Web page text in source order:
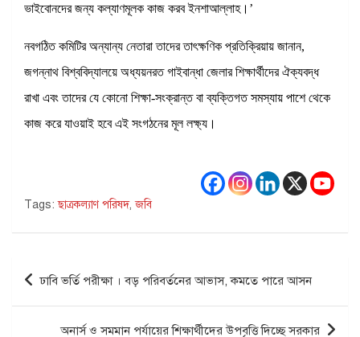
ভাইবোনদের জন্য কল্যাণমূলক কাজ করব ইনশাআল্লাহ।’
নবগঠিত কমিটির অন্যান্য নেতারা তাদের তাৎক্ষণিক প্রতিক্রিয়ায় জানান,
জগন্নাথ বিশ্ববিদ্যালয়ে অধ্যয়নরত গাইবান্ধা জেলার শিক্ষার্থীদের ঐক্যবদ্ধ
রাখা এবং তাদের যে কোনো শিক্ষা-সংক্রান্ত বা ব্যক্তিগত সমস্যায় পাশে থেকে
কাজ করে যাওয়াই হবে এই সংগঠনের মূল লক্ষ্য।
Tags: ছাত্রকল্যাণ পরিষদ,জবি
Post
navigation
ঢাবি ভর্তি পরীক্ষা । বড় পরিবর্তনের আভাস, কমতে পারে আসন
অনার্স ও সমমান পর্যায়ের শিক্ষার্থীদের উপবৃত্তি দিচ্ছে সরকার